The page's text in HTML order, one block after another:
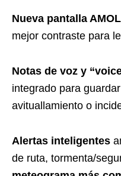
Nueva pantalla
mejor contraste para
Notas de voz y
integrado para
avituallamiento o
Alertas inteligentes
de ruta, tormenta/